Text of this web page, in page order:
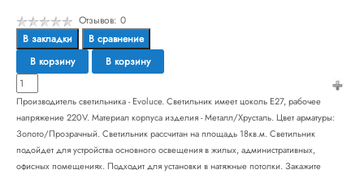
Отзывов: 0
В закладки
В сравнение
В корзину
В корзину
Производитель светильника - Evoluce. Светильник имеет цоколь E27, рабочее
напряжение 220V. Материал корпуса изделия - Металл/Хрусталь. Цвет арматуры:
Золото/Прозрачный. Светильник рассчитан на площадь 18кв.м. Светильник
подойдет для устройства основного освещения в жилых, административных,
офисных помещениях. Подходит для установки в натяжные потолки. Закажите